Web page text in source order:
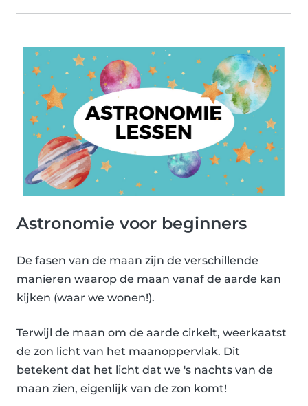
Astronomie voor beginners
De fasen van de maan zijn de verschillende
manieren waarop de maan vanaf de aarde kan
kijken (waar we wonen!).
Terwijl de maan om de aarde cirkelt, weerkaatst
de zon licht van het maanoppervlak. Dit
betekent dat het licht dat we 's nachts van de
maan zien, eigenlijk van de zon komt!